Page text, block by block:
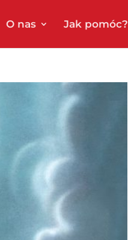
O nas Jak pomóc?